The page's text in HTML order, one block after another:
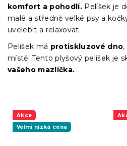
komfort a pohodlí. Pelíšek je
malé a středně velké psy a
uvelebit a relaxovat.
Pelíšek má protiskluzové dno
místě. Tento plyšový pelíšek je
vašeho mazlíčka.
Akce
Velmi nízká cena